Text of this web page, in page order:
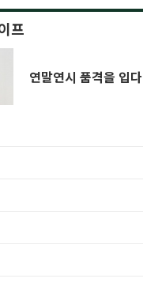
프
연말연시 품격을 입다